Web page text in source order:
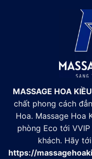
MASSAGE HOA KIỀU
chất phong cách
Hoa. Massage Hoa
phòng Eco tới
khách. Hãy
https://